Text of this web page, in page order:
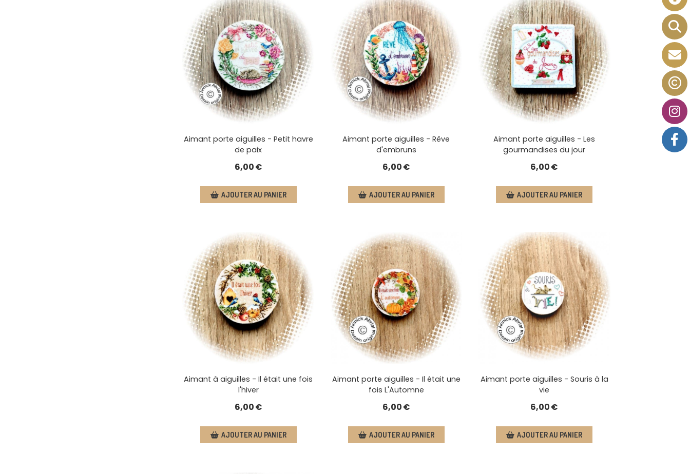
Aimant porte aiguilles - Petit havre
de paix
6,00€
AJOUTER AU PANIER
Aimant porte aiguilles - Rêve
d'embruns
6,00€
AJOUTER AU PANIER
Aimant porte aiguilles - Les
gourmandises du jour
6,00€
AJOUTER AU PANIER
Aimant à aiguilles - Il était une fois
l'hiver
6,00€
AJOUTER AU PANIER
Aimant porte aiguilles - Il était une
fois L'Automne
6,00€
AJOUTER AU PANIER
Aimant porte aiguilles - Souris à la
vie
6,00€
AJOUTER AU PANIER